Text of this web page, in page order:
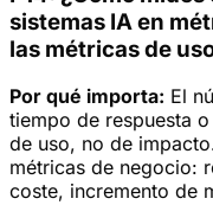
sistemas IA en
las métricas de
Por qué importa: El
tiempo de respuesta
de uso, no de
métricas de negocio:
coste, incremento de